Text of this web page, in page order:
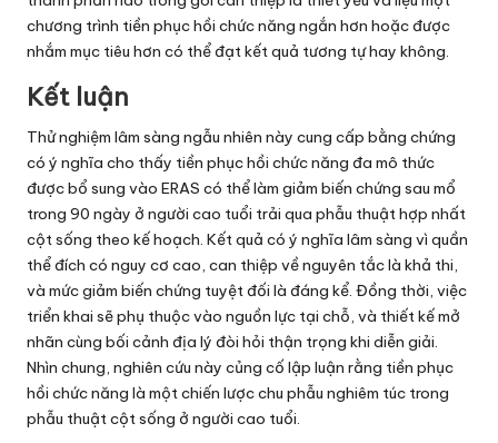
chương trình tiền phục hồi chức năng ngắn hơn hoặc được
nhắm mục tiêu hơn có thể đạt kết quả tương tự hay không.
Kết luận
Thử nghiệm lâm sàng ngẫu nhiên này cung cấp bằng chứng
có ý nghĩa cho thấy tiền phục hồi chức năng đa mô thức
được bổ sung vào ERAS có thể làm giảm biến chứng sau mổ
trong 90 ngày ở người cao tuổi trải qua phẫu thuật hợp nhất
cột sống theo kế hoạch. Kết quả có ý nghĩa lâm sàng vì quần
thể đích có nguy cơ cao, can thiệp về nguyên tắc là khả thi,
và mức giảm biến chứng tuyệt đối là đáng kể. Đồng thời, việc
triển khai sẽ phụ thuộc vào nguồn lực tại chỗ, và thiết kế mở
nhãn cùng bối cảnh địa lý đòi hỏi thận trọng khi diễn giải.
Nhìn chung, nghiên cứu này củng cố lập luận rằng tiền phục
hồi chức năng là một chiến lược chu phẫu nghiêm túc trong
phẫu thuật cột sống ở người cao tuổi.